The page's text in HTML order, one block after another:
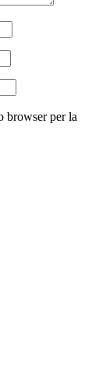
browser per la